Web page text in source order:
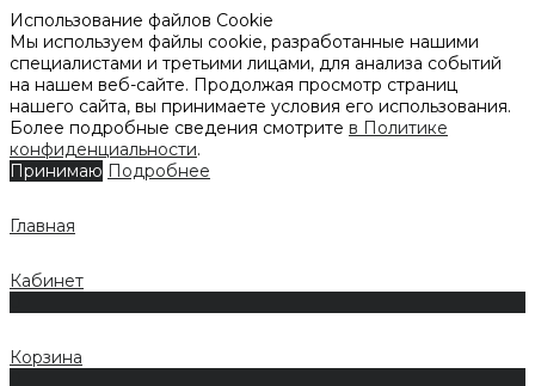
Использование файлов Cookie
Мы используем файлы cookie, разработанные нашими
специалистами и третьими лицами, для анализа событий
на нашем веб-сайте. Продолжая просмотр страниц
нашего сайта, вы принимаете условия его использования.
Более подробные сведения смотрите в Политике
конфиденциальности.
Принимаю Подробнее
Главная
Кабинет
Корзина